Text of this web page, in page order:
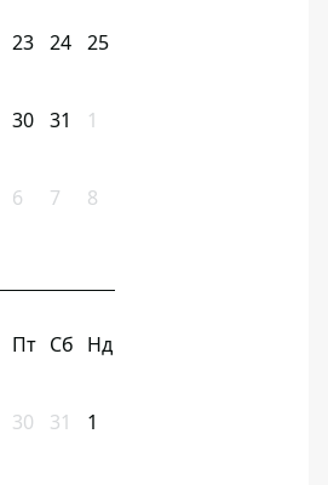
23 24 25
30 31 1
6 7 8
Пт Сб Нд
30 31 1